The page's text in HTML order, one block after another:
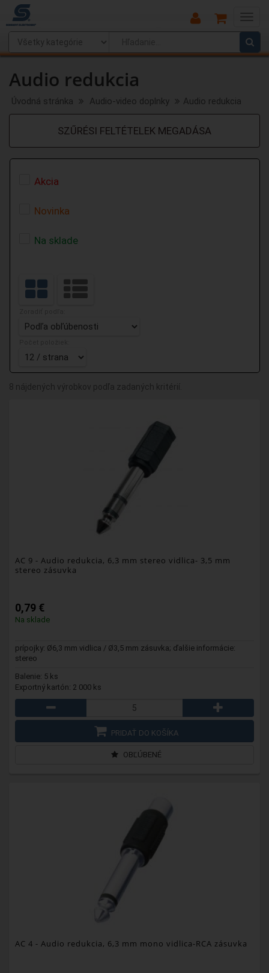
Main
Menu
Audio redukcia
Úvodná stránka Audio-video doplnky Audio redukcia
SZŰRÉSI FELTÉTELEK MEGADÁSA
Akcia
Novinka
Na sklade
8 nájdených výrobkov podľa zadaných kritérií.
AC 9 - Audio redukcia, 6,3 mm stereo vidlica- 3,5 mm
stereo zásuvka
0,79 €
Na sklade
prípojky: Ø6,3 mm vidlica / Ø3,5 mm zásuvka; ďalšie informácie:
stereo
Balenie: 5 ks
Exportný kartón: 2 000 ks
PRIDAŤ DO KOŠÍKA
OBĽÚBENÉ
AC 4 - Audio redukcia, 6,3 mm mono vidlica-RCA zásuvka